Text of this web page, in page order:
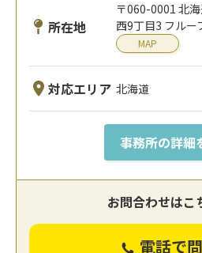
所在地
〒060-0001 北
西9丁目3 フルー
MAP
対応エリア 北海道
事務所の詳細
お問合わせはこ
電話で